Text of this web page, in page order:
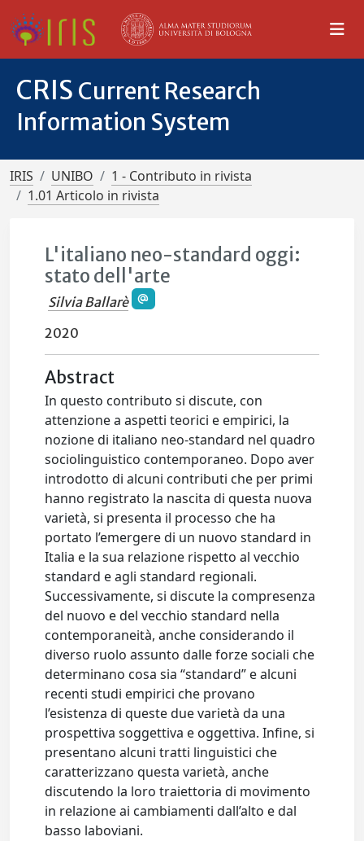
CRIS Current Research
Information System
IRIS UNIBO
1 - Contributo in rivista
1.01 Articolo in rivista
L'italiano neo-standard oggi:
stato dell'arte
Silvia Ballarè
2020
Abstract
In questo contributo si discute, con
attenzione a aspetti teorici e empirici, la
nozione di italiano neo-standard nel quadro
sociolinguistico contemporaneo. Dopo aver
introdotto di alcuni contributi che per primi
hanno registrato la nascita di questa nuova
varietà, si presenta il processo che ha
portato l’emergere di un nuovo standard in
Italia e la sua relazione rispetto al vecchio
standard e agli standard regionali.
Successivamente, si discute la compresenza
del nuovo e del vecchio standard nella
contemporaneità, anche considerando il
diverso ruolo assunto dalle forze sociali che
determinano cosa sia “standard” e alcuni
recenti studi empirici che provano
l’esistenza di queste due varietà da una
prospettiva soggettiva e oggettiva. Infine, si
presentano alcuni tratti linguistici che
caratterizzano questa varietà, anche
discutendo la loro traiettoria di movimento
in relazione ai cambiamenti dall’alto e dal
basso laboviani.